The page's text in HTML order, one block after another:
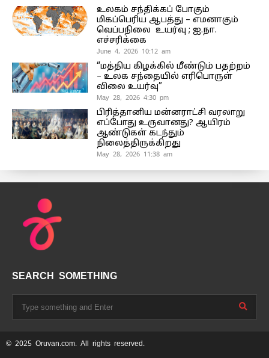
உலகம் சந்திக்கப் போகும்
மிகப்பெரிய ஆபத்து – எமனாகும்
வெப்பநிலை உயர்வு ; ஐ.நா.
எச்சரிக்கை
June 4, 2026 10:12 am
“மத்திய கிழக்கில் மீண்டும் பதற்றம்
– உலக சந்தையில் எரிபொருள்
விலை உயர்வு”
May 28, 2026 4:30 pm
பிரித்தானிய மன்னராட்சி வரலாறு
எப்போது உருவானது? ஆயிரம்
ஆண்டுகள் கடந்தும்
நிலைத்திருக்கிறது
May 28, 2026 11:38 am
SEARCH SOMETHING
© 2025 Oruvan.com. All rights reserved.